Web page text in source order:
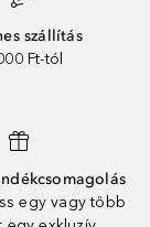
szállítás
Ft-tól
egy vagy több